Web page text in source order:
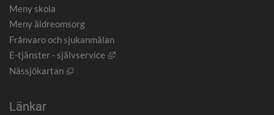
Meny skola
Meny äldreomsorg
Frånvaro och sjukanmälan
E-tjänster - självservice
Länk till annan webbplats, öppnas i
Nässjökartan
Öppnas i nytt fönster.
Länkar